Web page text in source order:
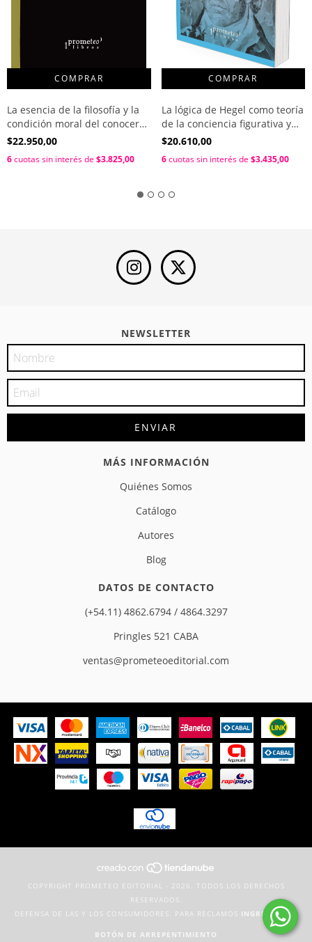
La esencia de la filosofía y la
condición moral del conocer
filosófico / Max Scheler
$22.950,00
6cuotas sin interés de $3.825,00
La lógica de Hegel como teoría
de la conciencia figurativa y
otros ensayos sobre la filosofía
$20.610,00
6cuotas sin interés de $3.435,00
NEWSLETTER
MÁS INFORMACIÓN
Quiénes Somos
Catálogo
Autores
Blog
DATOS DE CONTACTO
(+54.11) 4862.6794 / 4864.3297
Pringles 521 CABA
ventas@prometeoeditorial.com
COPYRIGHT PROMETEO EDITORIAL - 2026. TODOS LOS DERECHOS
RESERVADOS.
DEFENSA DE LAS Y LOS CONSUMIDORES. PARA RECLAMOS INGRESÁ ACÁ.
BOTÓN DE ARREPENTIMIENTO